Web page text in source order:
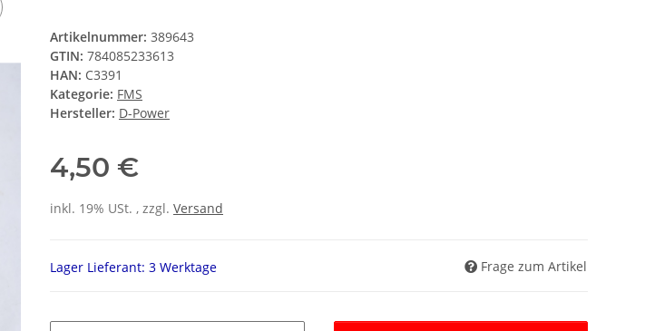
Artikelnummer: 389643
GTIN: 784085233613
HAN: C3391
Kategorie: FMS
Hersteller: D-Power
4,50 €
inkl. 19% USt. , zzgl. Versand
Lager Lieferant: 3 Werktage Frage zum Artikel